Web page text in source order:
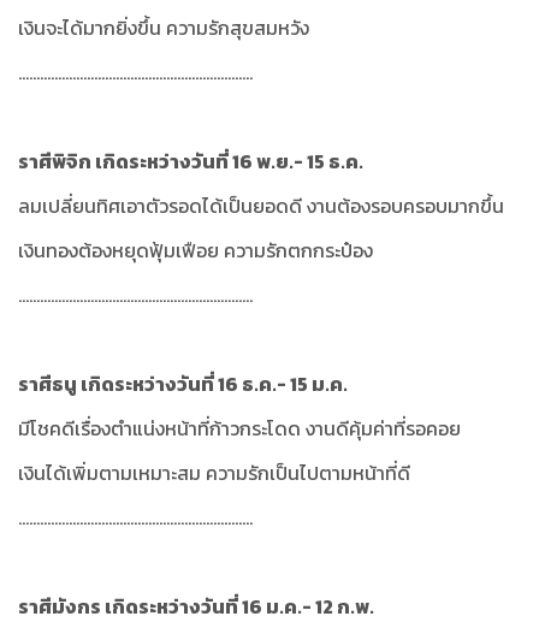
เงินจะได้มากยิ่งขึ้น ความรักสุขสมหวัง
.................................................................
ราศีพิจิก เกิดระหว่างวันที่ 16 พ.ย.- 15 ธ.ค.
ลมเปลี่ยนทิศเอาตัวรอดได้เป็นยอดดี งานต้องรอบครอบมากขึ้น
เงินทองต้องหยุดฟุ้มเฟือย ความรักตกกระป๋อง
.................................................................
ราศีธนู เกิดระหว่างวันที่ 16 ธ.ค.- 15 ม.ค.
มีโชคดีเรื่องตำแน่งหน้าที่ก้าวกระโดด งานดีคุ้มค่าที่รอคอย
เงินได้เพิ่มตามเหมาะสม ความรักเป็นไปตามหน้าที่ดี
.................................................................
ราศีมังกร เกิดระหว่างวันที่ 16 ม.ค.- 12 ก.พ.